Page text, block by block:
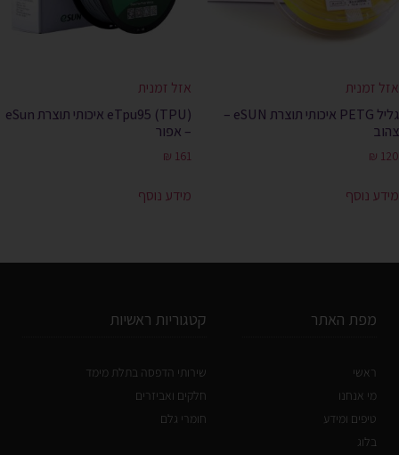
אזל זמנית
גליל PETG איכותי תוצרת eSUN –
צהוב
₪ 120
מידע נוסף
אזל זמנית
(eTpu95 (TPU איכותי תוצרת eSun
– אפור
₪ 161
מידע נוסף
מפת האתר
ראשי
מי אנחנו
טיפים ומידע
בלוג
קטגוריות ראשיות
שירותי הדפסה בתלת מימד
חלקים ואביזרים
חומרי גלם